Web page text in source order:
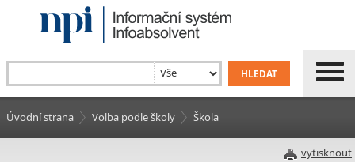
Úvodní strana Volba podle školy Škola
vytisknout